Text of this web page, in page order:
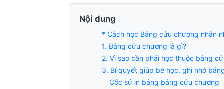
Nội dung
* Cách học Bảng cửu chương nhân
1. Bảng cửu chương là gì?
2. Vì sao cần phải học thuộc bảng
3. Bí quyết giúp bé học, ghi nhớ
Cốc sứ in bảng bảng cửu chương